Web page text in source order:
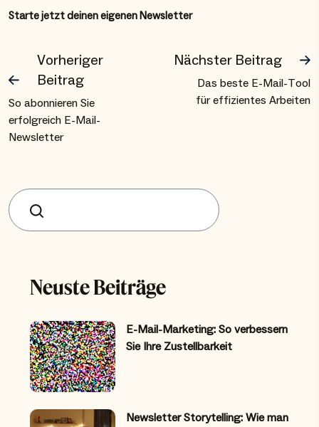
Starte jetzt deinen eigenen Newsletter
Vorheriger
Beitrag
So abonnieren Sie
erfolgreich E-Mail-
Newsletter
Nächster Beitrag
Das beste E-Mail-Tool
für effizientes Arbeiten
Suchen
Neuste Beiträge
E-Mail-Marketing: So verbessern
Sie Ihre Zustellbarkeit
Newsletter Storytelling: Wie man